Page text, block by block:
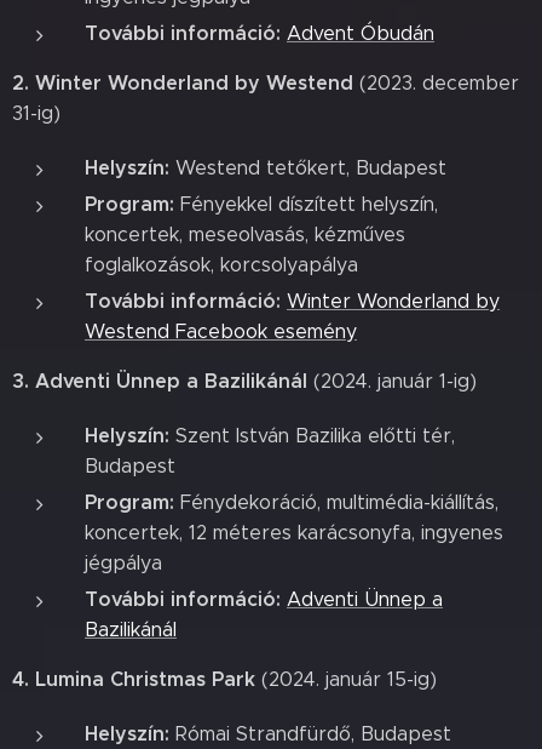
További információ: Advent Óbudán
2. Winter Wonderland by Westend (2023. december
31-ig)
Helyszín: Westend tetőkert, Budapest
Program: Fényekkel díszített helyszín,
koncertek, meseolvasás, kézműves
foglalkozások, korcsolyapálya
További információ: Winter Wonderland by
Westend Facebook esemény
3. Adventi Ünnep a Bazilikánál (2024. január 1-ig)
Helyszín: Szent István Bazilika előtti tér,
Budapest
Program: Fénydekoráció, multimédia-kiállítás,
koncertek, 12 méteres karácsonyfa, ingyenes
jégpálya
További információ: Adventi Ünnep a
Bazilikánál
4. Lumina Christmas Park (2024. január 15-ig)
Helyszín: Római Strandfürdő, Budapest